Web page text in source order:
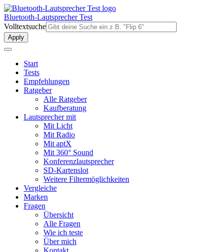
Direkt
zum
Inhalt
Bluetooth-Lautsprecher Test
Volltextsuche
Start
Tests
Empfehlungen
Ratgeber
Alle Ratgeber
Kaufberatung
Lautsprecher mit
Mit Licht
Mit Radio
Mit aptX
Mit 360° Sound
Konferenzlautsprecher
SD-Kartenslot
Weitere Filtermöglichkeiten
Vergleiche
Marken
Fragen
Übersicht
Alle Fragen
Wie ich teste
Über mich
Kontakt